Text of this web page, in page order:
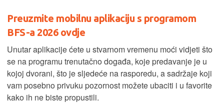
Preuzmite mobilnu aplikaciju s programom
BFS-a 2026 ovdje
Unutar aplikacije ćete u stvarnom vremenu moći vidjeti što
se na programu trenutačno događa, koje predavanje je u
kojoj dvorani, što je sljedeće na rasporedu, a sadržaje koji
vam posebno privuku pozornost možete ubaciti i u favorite
kako ih ne biste propustili.